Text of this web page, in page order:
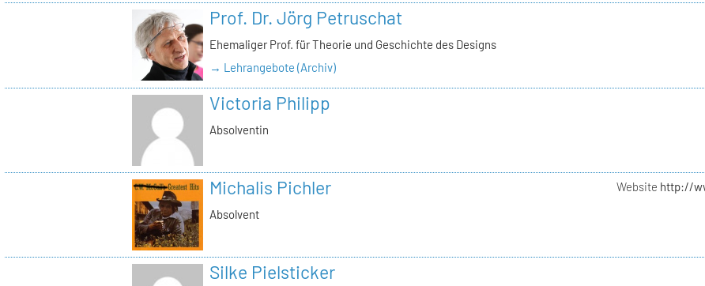
Prof. Dr. Jörg Petruschat
Ehemaliger Prof. für Theorie und Geschichte des Designs
→ Lehrangebote (Archiv)
Victoria Philipp
Absolventin
Michalis Pichler
Absolvent
Website http://
Silke Pielsticker